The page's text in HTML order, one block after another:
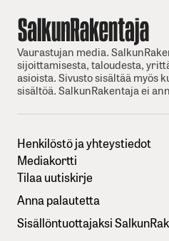
Vaurastujan media.
sijoittamisesta, taloudesta,
asioista. Sivusto sisältää myös
sisältöä. SalkunRakentaja ei
Henkilöstö ja yhteystiedot
Mediakortti
Tilaa uutiskirje
Anna palautetta
Sisällöntuottajaksi